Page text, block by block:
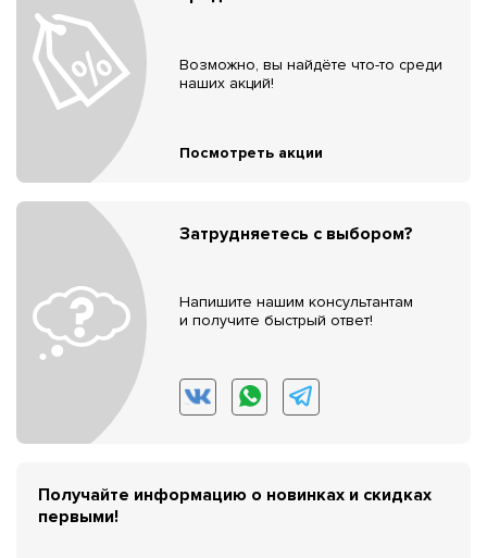
Возможно, вы найдёте что-то среди
наших акций!
Посмотреть акции
Затрудняетесь с выбором?
Напишите нашим консультантам
и получите быстрый ответ!
Получайте информацию о новинках и скидках
первыми!